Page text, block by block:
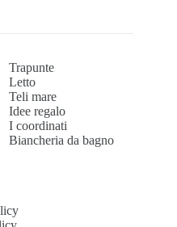
Trapunte
Letto
Teli mare
Idee regalo
I coordinati
Biancheria da bagno